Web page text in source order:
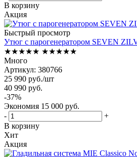
В корзину
Акция
Быстрый просмотр
Утюг с парогенератором SEVEN
★★★★★ ★★★★★
Много
Артикул: 380766
25 990 руб./шт
40 990 руб.
-37%
Экономия 15 000 руб.
-
+
В корзину
Хит
Акция